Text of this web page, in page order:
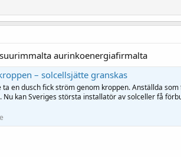
aurinkoenergiafirmalta
– solcellsjätte granskas
ta en dusch fick ström genom kroppen. Anställda
Nu kan Sveriges största installatör av solceller få